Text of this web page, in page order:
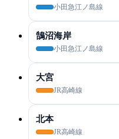
小田急江ノ島線
鵠沼海岸
小田急江ノ島線
大宮
JR高崎線
北本
JR高崎線